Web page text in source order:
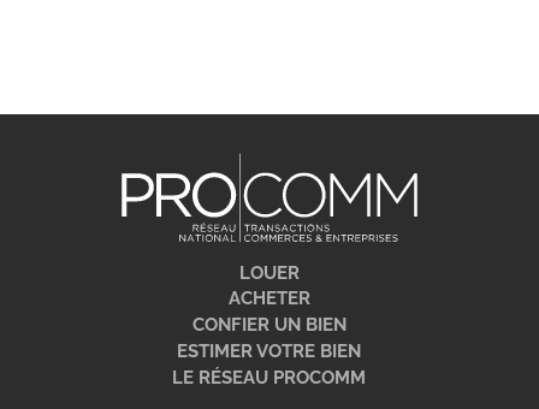
LOUER
ACHETER
CONFIER UN BIEN
ESTIMER VOTRE BIEN
LE RÉSEAU PROCOMM